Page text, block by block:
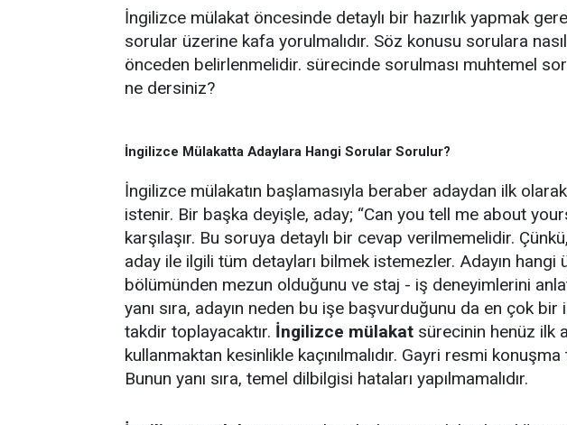
İngilizce mülakat öncesinde detaylı bir hazırlık yapmak
sorular üzerine kafa yorulmalıdır. Söz konusu sorulara
önceden belirlenmelidir. sürecinde sorulması muhtemel
ne dersiniz?
İngilizce Mülakatta Adaylara Hangi Sorular Sorulur?
İngilizce mülakatın başlamasıyla beraber adaydan ilk
istenir. Bir başka deyişle, aday; “Can you tell me about
karşılaşır. Bu soruya detaylı bir cevap verilmemelidir.
aday ile ilgili tüm detayları bilmek istemezler. Adayın hangi
bölümünden mezun olduğunu ve staj - iş deneyimlerini
yanı sıra, adayın neden bu işe başvurduğunu da en çok bir
takdir toplayacaktır. İngilizce mülakat sürecinin henüz ilk
kullanmaktan kesinlikle kaçınılmalıdır. Gayri resmi
Bunun yanı sıra, temel dilbilgisi hataları yapılmamalıdır.